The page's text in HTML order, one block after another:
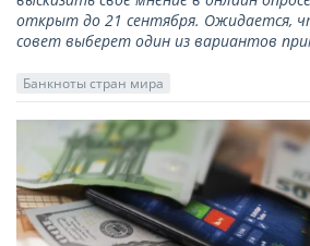
открыт до 21 сентября. Ожидается,
совет выберет один из вариантов
Банкноты стран мира